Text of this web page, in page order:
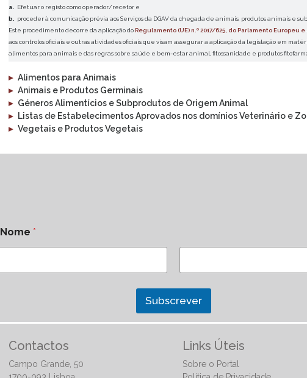
a. Efetuar o registo como operador/recetor e
b.
proceder à comunicação prévia aos Serviços da DGAV da chegada de animais, produtos animais e
Este procedimento decorre da aplicação doRegulamento (UE) n.º 2017/625, do Parlamento Europeu e
aos controlos oficiais e outras atividades oficiais que visam assegurar a aplicação da legislação em
alimentos para animais e das regras sobre saúde e bem-estar animal, fitossanidade e produtos
▸ Alimentos para Animais
▸ Animais e Produtos Germinais
▸ Géneros Alimentícios e Subprodutos de Origem Animal
▸
Listas de Estabelecimentos Aprovados nos domínios Veterinário e
▸ Vegetais e Produtos Vegetais
Nome *
Subscrever
Contactos
Campo Grande, 50
Links Úteis
Sobre o Portal